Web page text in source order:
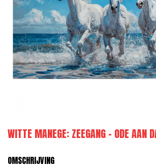
WITTE MANEGE: ZEEGANG - ODE AAN
OMSCHRIJVING